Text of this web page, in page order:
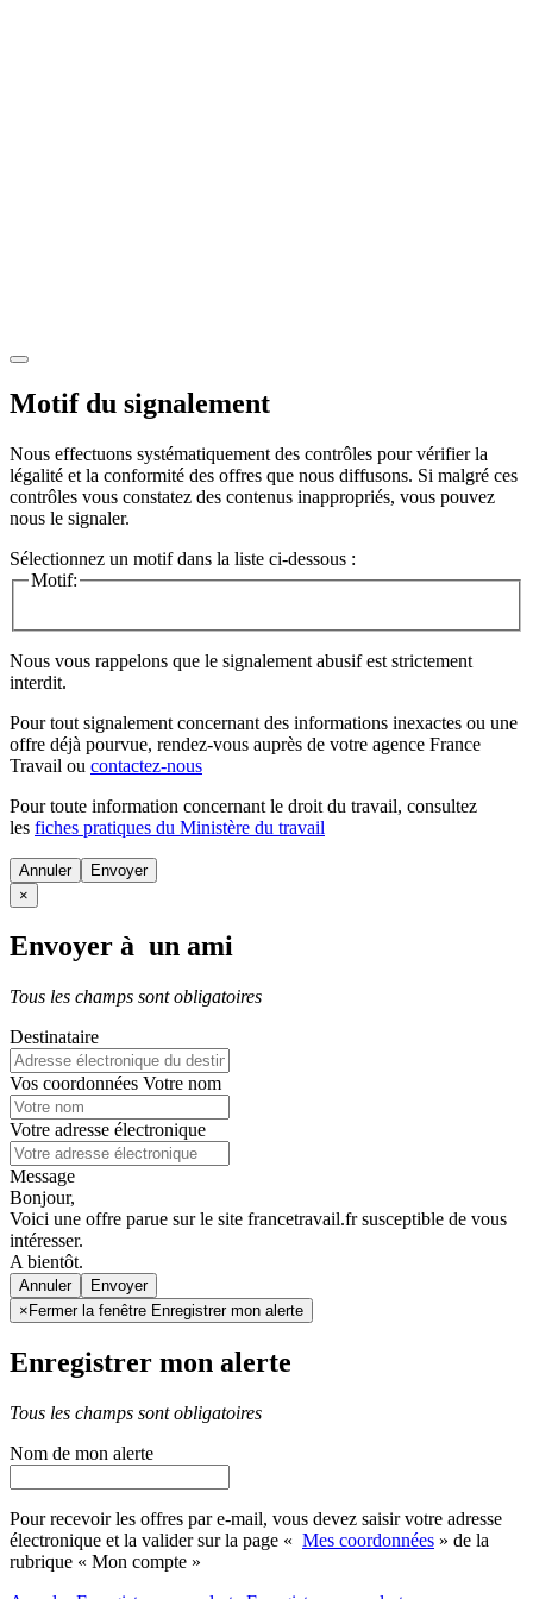
Motif du signalement
Nous effectuons systématiquement des contrôles pour vérifier la
légalité et la conformité des offres que nous diffusons. Si malgré ces
contrôles vous constatez des contenus inappropriés, vous pouvez
nous le signaler.
Sélectionnez un motif dans la liste ci-dessous :
Motif:
Nous vous rappelons que le signalement abusif est strictement
interdit.
Pour tout signalement concernant des informations inexactes ou une
offre déjà pourvue, rendez-vous auprès de votre agence France
Travail ou contactez-nous
Pour toute information concernant le droit du travail, consultez
les fiches pratiques du Ministère du travail
Annuler
×
Envoyer à un ami
Tous les champs sont obligatoires
Destinataire
Vos coordonnées Votre nom
Votre adresse électronique
Message
Bonjour,
Voici une offre parue sur le site francetravail.fr susceptible de vous
intéresser.
A bientôt.
Annuler
× Fermer la fenêtre Enregistrer mon alerte
Enregistrer mon alerte
Tous les champs sont obligatoires
Nom de mon alerte
Pour recevoir les offres par e-mail, vous devez saisir votre adresse
électronique et la valider sur la page « Mes coordonnées » de la
rubrique « Mon compte »